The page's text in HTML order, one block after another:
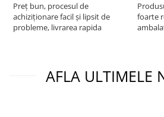
Puzzle 3D
Puzzle 8000 piese
Puzzle din lemn
Preț bun, procesul de
achiziționare facil și lipsit de
probleme, livrarea rapida
foarte
AFLA ULTIMELE